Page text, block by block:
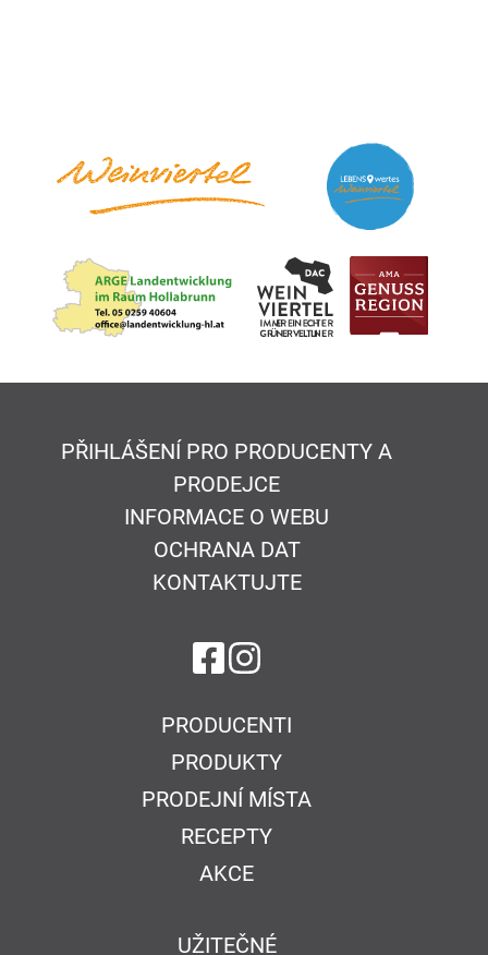
PŘIHLÁŠENÍ PRO PRODUCENTY A
PRODEJCE
INFORMACE O WEBU
OCHRANA DAT
KONTAKTUJTE
na Facebook
na Instagram
PRODUCENTI
PRODUKTY
PRODEJNÍ MÍSTA
RECEPTY
AKCE
UŽITEČNÉ